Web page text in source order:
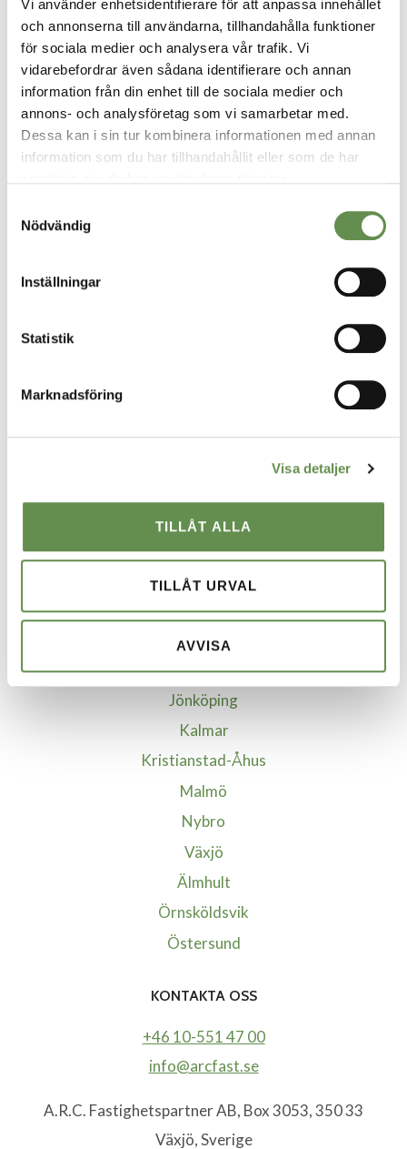
Vi använder enhetsidentifierare för att anpassa innehållet
och annonserna till användarna, tillhandahålla funktioner
för sociala medier och analysera vår trafik. Vi
vidarebefordrar även sådana identifierare och annan
information från din enhet till de sociala medier och
annons- och analysföretag som vi samarbetar med.
Dessa kan i sin tur kombinera informationen med annan
information som du har tillhandahållit eller som de har
Nödvändig
Inställningar
Statistik
Marknadsföring
Visa detaljer
TILLÅT ALLA
TILLÅT URVAL
AVVISA
A.R.C Fastighetspartner – Vi ser möjligheter i alla
fastigheter. Möjligheter att skapa bestående värden
och få vara med och utveckla något till det bättre.
Fastighetsskötsel
Borgholm
Borlänge
Göteborg
Helsingborg
Jönköping
Kalmar
Kristianstad-Åhus
Malmö
Nybro
Växjö
Älmhult
Örnsköldsvik
Östersund
KONTAKTA OSS
+46 10-551 47 00
info@arcfast.se
A.R.C. Fastighetspartner AB, Box 3053, 350 33
Växjö, Sverige